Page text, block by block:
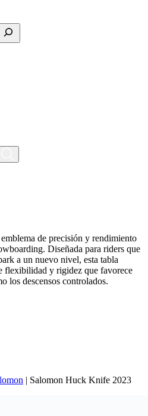
de precisión y rendimiento
Diseñada para riders que
a un nuevo nivel, esta tabla
flexibilidad y rigidez que favorece
los descensos controlados.
| Salomon Huck Knife 2023